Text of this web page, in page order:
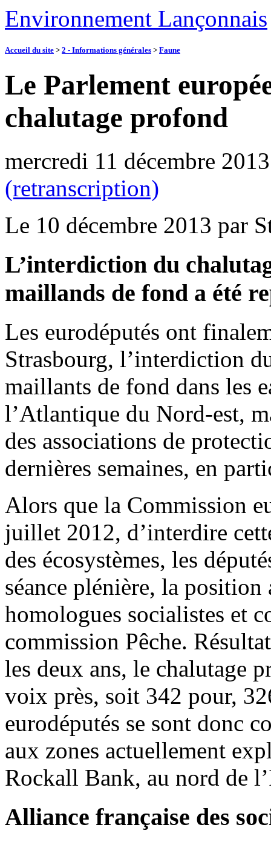
Environnement Lançonnais
Accueil du site > 2 - Informations générales > Faune
Le Parlement
chalutage profond
mercredi 11 décembre 2013
(retranscription)
Le 10 décembre 2013 par
L’interdiction du
maillands de fond a été
Les eurodéputés ont
Strasbourg, l’interdiction
maillants de fond dans les
l’Atlantique du Nord-est,
des associations de
dernières semaines, en
Alors que la Commission
juillet 2012, d’interdire
des écosystèmes, les
séance plénière, la
homologues socialistes et
commission Pêche.
les deux ans, le chalutage
voix près, soit 342 pour,
eurodéputés se sont donc
aux zones actuellement
Rockall Bank, au nord de
Alliance française des